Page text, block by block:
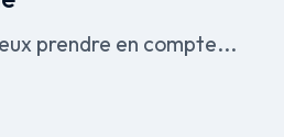
prendre en compte...